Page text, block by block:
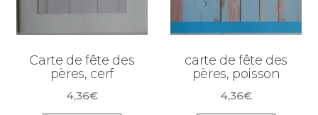
Carte de fête des
pères, cerf
4,36€
carte de fête des
pères, poisson
4,36€